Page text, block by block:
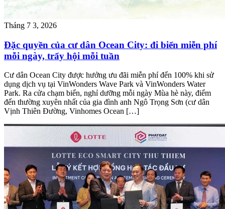
Tháng 7 3, 2026
Đặc quyền của cư dân Ocean City: đi biển miễn phí
mỗi ngày, trẩy hội mỗi tuần
Cư dân Ocean City được hưởng ưu đãi miễn phí đến 100% khi sử
dụng dịch vụ tại VinWonders Wave Park và VinWonders Water
Park. Ra cửa chạm biển, nghỉ dưỡng mỗi ngày Mùa hè này, điểm
đến thường xuyên nhất của gia đình anh Ngô Trọng Sơn (cư dân
Vịnh Thiên Đường, Vinhomes Ocean […]